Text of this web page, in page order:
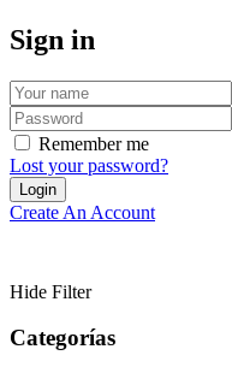
Sign in
Remember me
Lost your password?
Create An Account
Hide Filter
Categorías